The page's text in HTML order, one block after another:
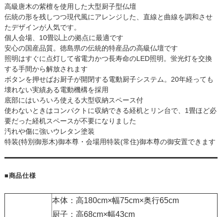
高級唐木の紫檀を使用した大型厨子型仏壇
伝統の形を残しつつ現代風にアレンジした、直線と曲線を調和させ
たデザインが人気です。
個人会場、10畳以上の拠点に最適です
安心の国産品質。徳島県の伝統的特産品の高級仏壇です
照明はすぐに点灯して省電力かつ長寿命のLED照明。蛍光灯を交換
する手間から解放されます
ボタンを押せばお厨子が開閉する電動厨子システム。20年経っても
壊れない実績ある電動機構を採用
底部にはいろいろ使える大型収納スペース付
使わないときはコンパクトに収納できる経机とリン台で、1畳ほど必
要だった経机スペースが不要になりました
汚れや傷に強いウレタン塗装
特装(特別御形木)御本尊・会場用特装(常住)御本尊の御安置できます
■商品仕様
本体：高180cm×幅75cm×奥行65cm
厨子：高68cm×幅43cm